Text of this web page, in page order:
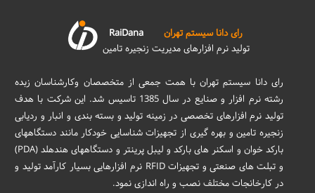
رای دانا سیستم تهران
RaiDana
تولید نرم افزارهای مدیریت زنجیره تامین
رای دانا سیستم تهران با همت جمعی از متخصصان وکارشناسان زبده
رشته نرم افزار و صنایع در سال 1385 تاسیس شد. این شرکت با هدف
تولید نرم افزارهای تخصصی در زمینه تولید و بسته بندی و انبار و ردیابی
زنجیره تامین و بهره گیری از تجهیزات شناسایی خودکار مانند دستگاههای
بارکد خوان و اسکنر های بارکد و لیبل پرینتر و دستگاههای هندهلد (PDA)
و تبلت های صنعتی و تجهیزات RFID نرم افزارهایی بسیار کارآمد تولید و
در کارخانجات مختلف نصب و راه اندازی نمود.